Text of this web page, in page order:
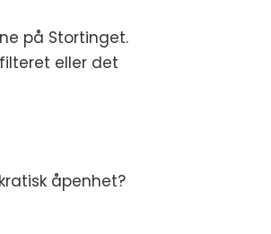
på Stortinget.
eller det
åpenhet?